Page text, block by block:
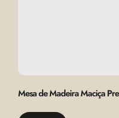
Mesa de Madeira Maciça